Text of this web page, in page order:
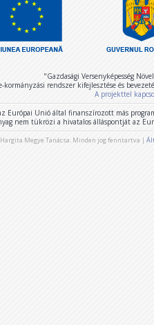
"Gazdasági Versenyképesség
kormányzási rendszer kifejlesztése és
A projekttel
Európai Unió által finanszírozott más
nem tükrözi a hivatalos álláspontját az
Megye Tanácsa. Minden jog fenntartva |